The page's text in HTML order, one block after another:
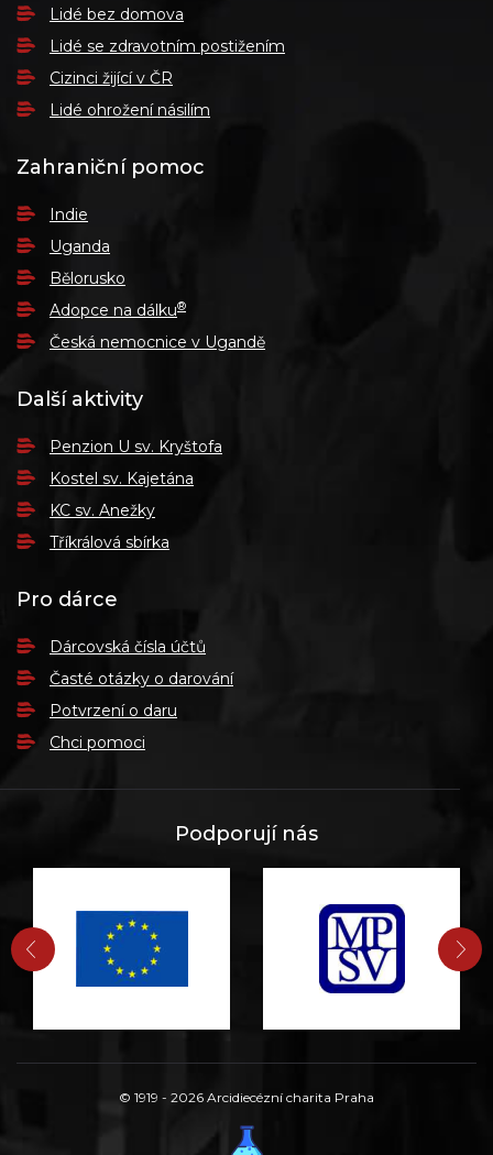
Lidé bez domova
Lidé se zdravotním postižením
Cizinci žijící v ČR
Lidé ohrožení násilím
Zahraniční pomoc
Indie
Uganda
Bělorusko
Adopce na dálku®
Česká nemocnice v Ugandě
Další aktivity
Penzion U sv. Kryštofa
Kostel sv. Kajetána
KC sv. Anežky
Tříkrálová sbírka
Pro dárce
Dárcovská čísla účtů
Časté otázky o darování
Potvrzení o daru
Chci pomoci
Podporují nás
PŘEDCHOZÍ
© 1919 - 2026 Arcidiecézní charita Praha